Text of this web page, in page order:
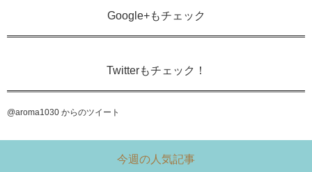
Google+もチェック
Twitterもチェック！
@aroma1030 からのツイート
今週の人気記事